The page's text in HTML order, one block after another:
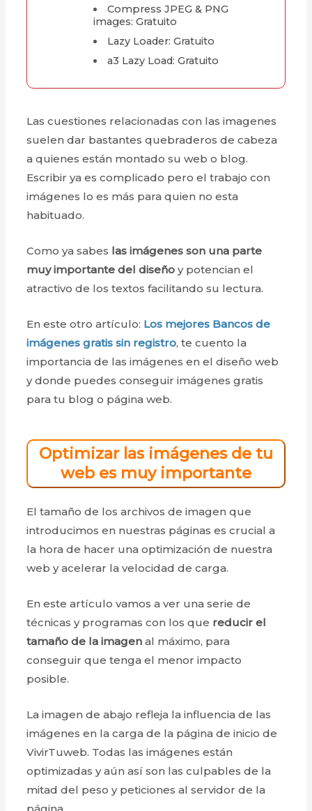
Compress JPEG & PNG
images: Gratuito
Lazy Loader: Gratuito
a3 Lazy Load: Gratuito
Las cuestiones relacionadas con las imagenes
suelen dar bastantes quebraderos de cabeza
a quienes están montado su web o blog.
Escribir ya es complicado pero el trabajo con
imágenes lo es más para quien no esta
habituado.
Como ya sabes las imágenes son una parte
muy importante del diseño y potencian el
atractivo de los textos facilitando su lectura.
En este otro artículo: Los mejores Bancos de
imágenes gratis sin registro, te cuento la
importancia de las imágenes en el diseño web
y donde puedes conseguir imágenes gratis
para tu blog o página web.
Optimizar las imágenes de tu
web es muy importante
El tamaño de los archivos de imagen que
introducimos en nuestras páginas es crucial a
la hora de hacer una optimización de nuestra
web y acelerar la velocidad de carga.
En este artículo vamos a ver una serie de
técnicas y programas con los que reducir el
tamaño de la imagen al máximo, para
conseguir que tenga el menor impacto
posible.
La imagen de abajo refleja la influencia de las
imágenes en la carga de la página de inicio de
VivirTuweb. Todas las imágenes están
optimizadas y aún así son las culpables de la
mitad del peso y peticiones al servidor de la
página.